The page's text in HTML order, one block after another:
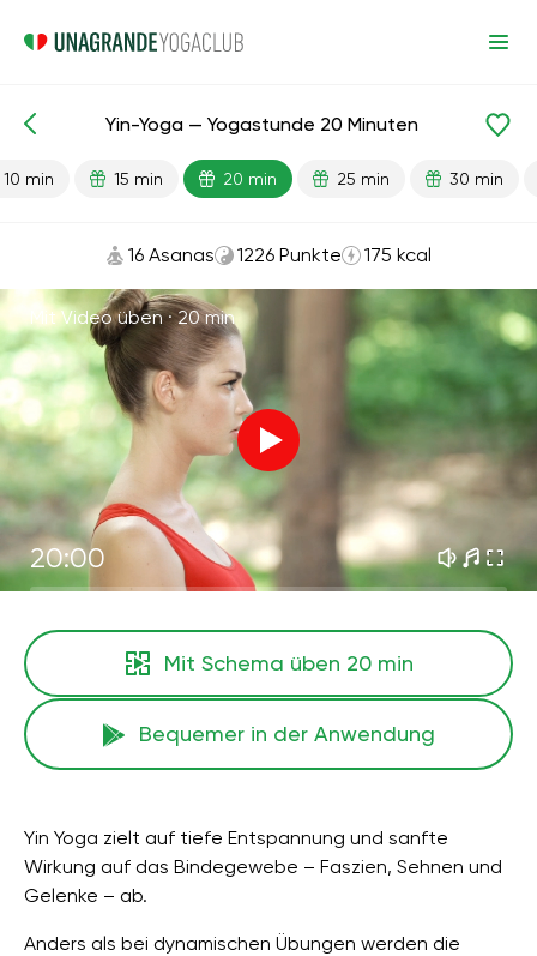
Fertige Lektionen Entspannung
Yin-Yoga — Yogastunde 20 Minuten
10 min 15 min 20 min 25 min 30 min
16 Asanas 1226 Punkte 175 kcal
Mit Video üben ·20 min
20:00
Mit Schema üben 20 min
Bequemer in der Anwendung
Yin Yoga zielt auf tiefe Entspannung und sanfte
Wirkung auf das Bindegewebe – Faszien, Sehnen und
Gelenke – ab.
Anders als bei dynamischen Übungen werden die